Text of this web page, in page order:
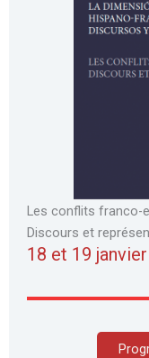
Les conflits franco-
Discours et
18 et 19